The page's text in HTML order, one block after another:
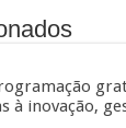
à inovação,